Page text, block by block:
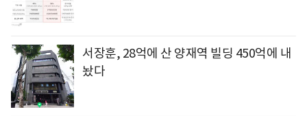
서장훈, 28억에 산 양재역 빌딩 450억에 내
놨다